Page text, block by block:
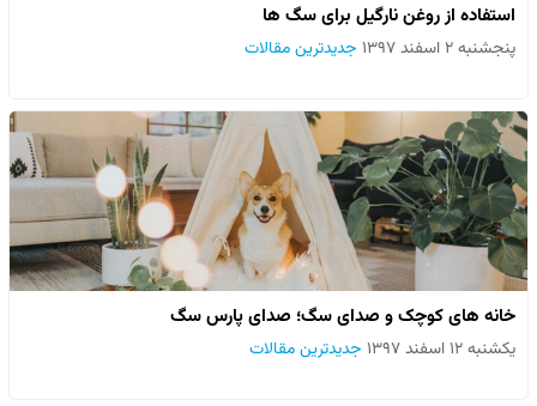
استفاده از روغن نارگیل برای سگ ها
پنجشنبه ۲ اسفند ۱۳۹۷ جدیدترین مقالات
خانه های کوچک و صدای سگ؛ صدای پارس سگ
یکشنبه ۱۲ اسفند ۱۳۹۷ جدیدترین مقالات